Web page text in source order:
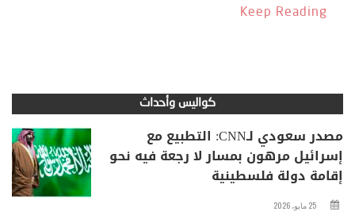
Keep Reading
كواليس وأحداث
مصدر سعودي لـCNN: التطبيع مع
إسرائيل مرهون بمسار لا رجعة فيه نحو
إقامة دولة فلسطينية
25 مايو، 2026